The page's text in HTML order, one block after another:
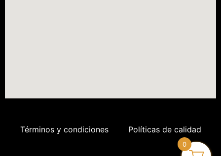
Términos y condiciones Políticas de calidad
0